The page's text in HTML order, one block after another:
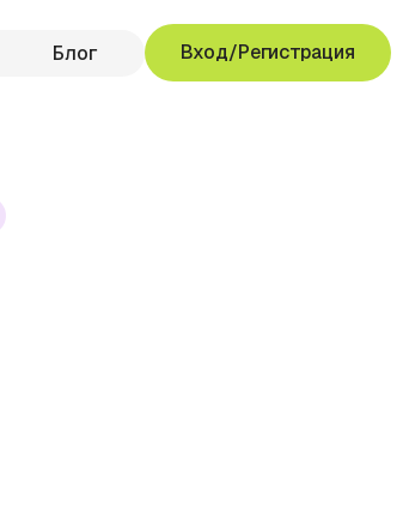
Блог Вход/Регистрация